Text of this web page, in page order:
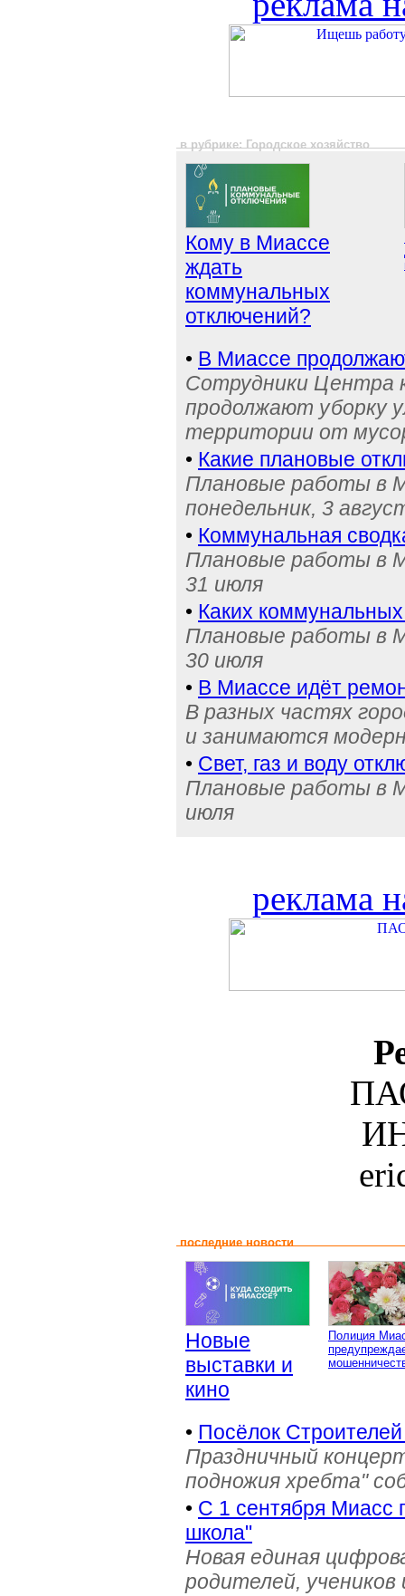
в рубрике: Городское хозяйство
Кому в Миассе
ждать
коммунальных
отключений?
• В Миассе
Сотрудники Центра
продолжают уборку
территории от
• Какие плановые
Плановые работы в
понедельник, 3
• Коммунальная
Плановые работы в
31 июля
• Каких
Плановые работы в
30 июля
• В Миассе идёт
В разных частях
и занимаются
• Свет, газ и воду
Плановые работы в
июля
реклама
последние новости
Новые
выставки и
кино
Полиция
• Посёлок
Праздничный
подножия хребта"
• С 1 сентября Миасс
школа"
Новая единая
родителей, учеников